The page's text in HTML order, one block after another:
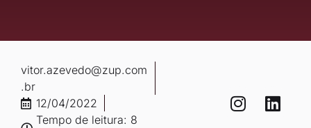
vitor.azevedo@zup.com
.br
12/04/2022
Tempo de leitura: 8